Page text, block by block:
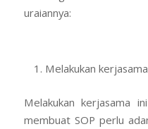
uraiannya:
Melakukan kerjasama
Melakukan kerjasama
membuat SOP perlu